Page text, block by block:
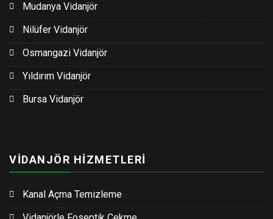
Mudanya Vidanjör
Nilüfer Vidanjör
Osmangazi Vidanjör
Yıldırım Vidanjör
Bursa Vidanjör
VİDANJÖR HİZMETLERİ
Kanal Açma Temizleme